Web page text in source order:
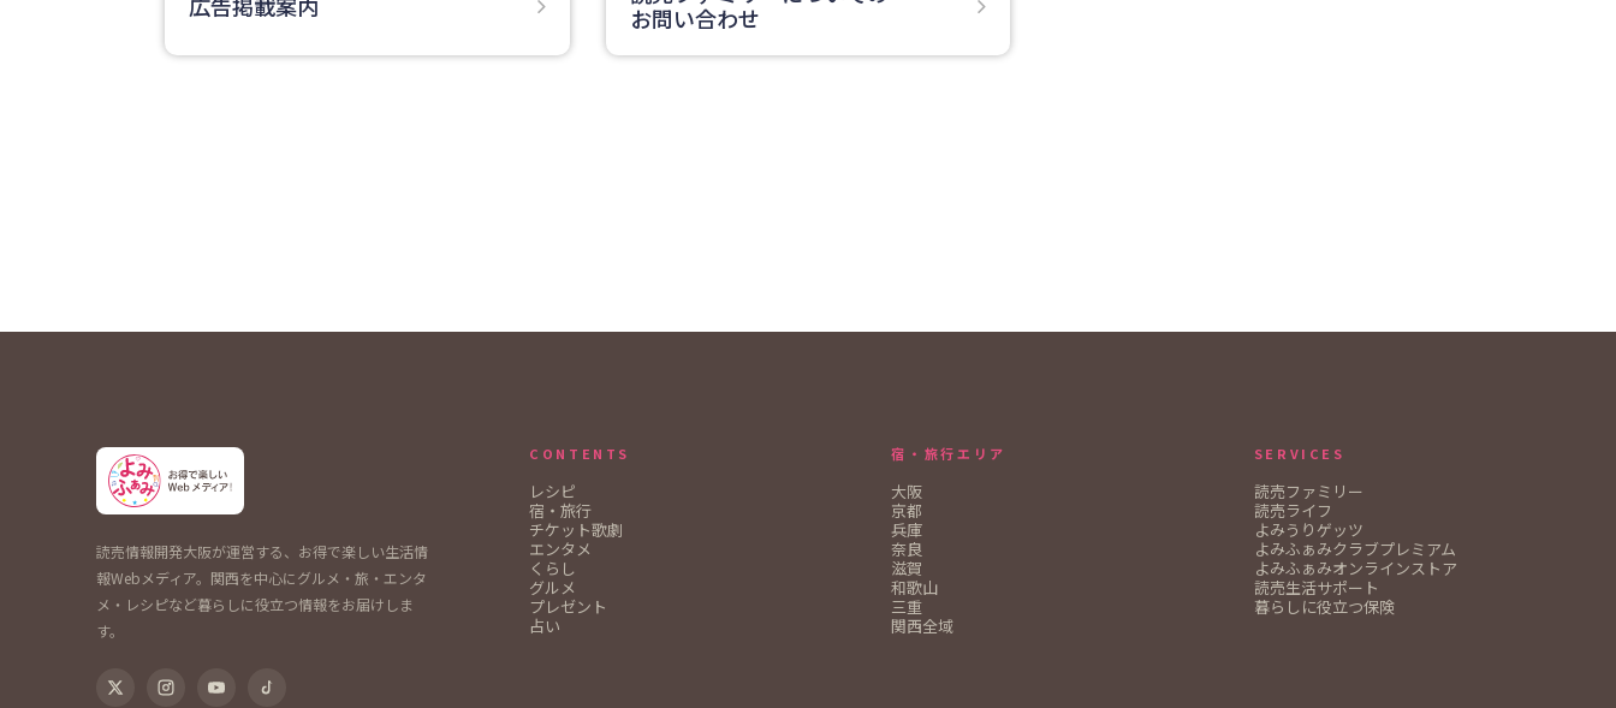
お問い合わせ
読売情報開発大阪が運営する、お得で楽しい生活情
報Webメディア。関西を中心にグルメ・旅・エンタ
メ・レシピなど暮らしに役立つ情報をお届けしま
す。
CONTENTS
レシピ
宿・旅行
チケット歌劇
エンタメ
くらし
グルメ
プレゼント
占い
宿・旅行エリア
大阪
京都
兵庫
奈良
滋賀
和歌山
三重
関西全域
SERVICES
読売ファミリー
読売ライフ
よみうりゲッツ
よみふぁみクラブプレミアム
よみふぁみオンラインストア
読売生活サポート
暮らしに役立つ保険